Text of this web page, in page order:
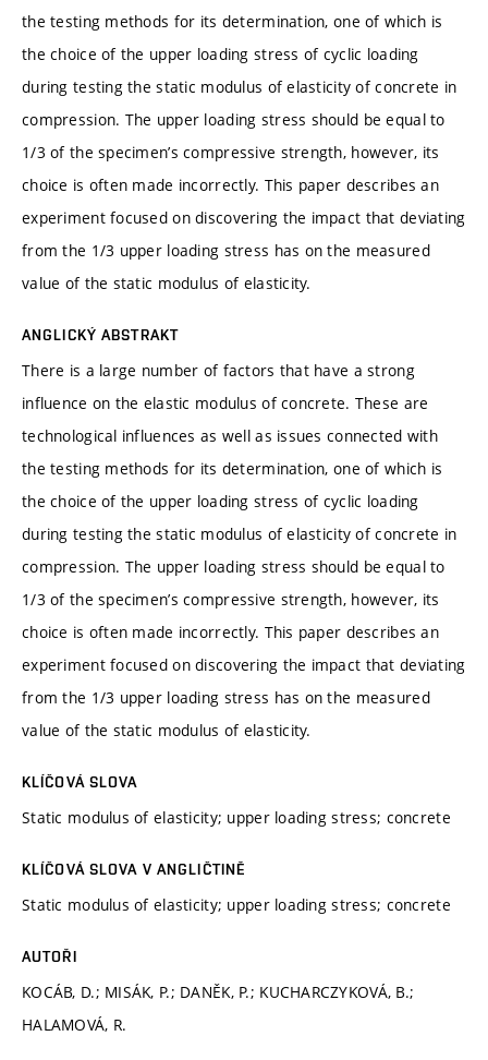
the testing methods for its determination, one of which is
the choice of the upper loading stress of cyclic loading
during testing the static modulus of elasticity of concrete in
compression. The upper loading stress should be equal to
1/3 of the specimen’s compressive strength, however, its
choice is often made incorrectly. This paper describes an
experiment focused on discovering the impact that deviating
from the 1/3 upper loading stress has on the measured
value of the static modulus of elasticity.
ANGLICKÝ ABSTRAKT
There is a large number of factors that have a strong
influence on the elastic modulus of concrete. These are
technological influences as well as issues connected with
the testing methods for its determination, one of which is
the choice of the upper loading stress of cyclic loading
during testing the static modulus of elasticity of concrete in
compression. The upper loading stress should be equal to
1/3 of the specimen’s compressive strength, however, its
choice is often made incorrectly. This paper describes an
experiment focused on discovering the impact that deviating
from the 1/3 upper loading stress has on the measured
value of the static modulus of elasticity.
KLÍČOVÁ SLOVA
Static modulus of elasticity; upper loading stress; concrete
KLÍČOVÁ SLOVA V ANGLIČTINĚ
Static modulus of elasticity; upper loading stress; concrete
AUTOŘI
KOCÁB, D.; MISÁK, P.; DANĚK, P.; KUCHARCZYKOVÁ, B.;
HALAMOVÁ, R.